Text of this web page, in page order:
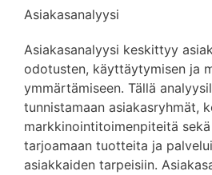
Asiakasanalyysi
Asiakasanalyysi keskittyy
odotusten, käyttäytymisen ja
ymmärtämiseen. Tällä
tunnistamaan asiakasryhmät,
markkinointitoimenpiteitä
tarjoamaan tuotteita ja
asiakkaiden tarpeisiin.